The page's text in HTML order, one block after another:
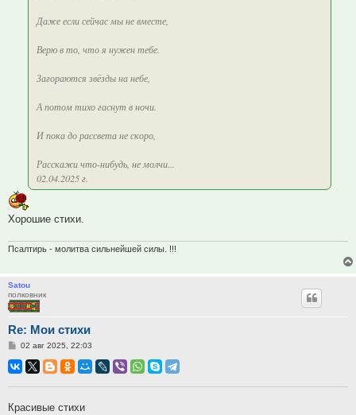
Даже если сейчас мы не вместе,
Верю в то, что я нужен тебе.
Загораются звёзды на небе,
А потом тихо гаснут в ночи.
И пока до рассвета не скоро,
Расскажи что-нибудь, не молчи...
02.04.2025 г.
Хорошие стихи.
Псалтирь - молитва сильнейшей силы. !!!
Satou
полковник
Re: Мои стихи
Сообщение
02 авг 2025, 22:03
Красивые стихи